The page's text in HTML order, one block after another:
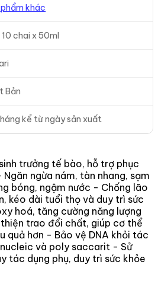
khác
10 chai x 50ml
Bản
kể từ ngày sản xuất
trưởng tế bào, hỗ trợ phục
ngừa nám, tàn nhang, sạm
bóng, ngậm nước - Chống lão
kéo dài tuổi thọ và duy trì sức
hoá, tăng cường năng lượng
trao đổi chất, giúp cơ thể
quả hơn - Bảo vệ DNA khỏi tác
và poly saccarit - Sử
tác dụng phụ, duy trì sức khỏe